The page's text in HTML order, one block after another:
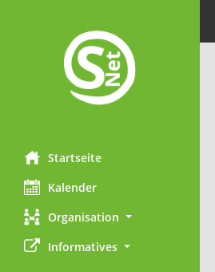
Startseite
Kalender
Organisation
Informatives